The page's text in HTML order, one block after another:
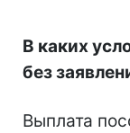
В каких
без
Выплата